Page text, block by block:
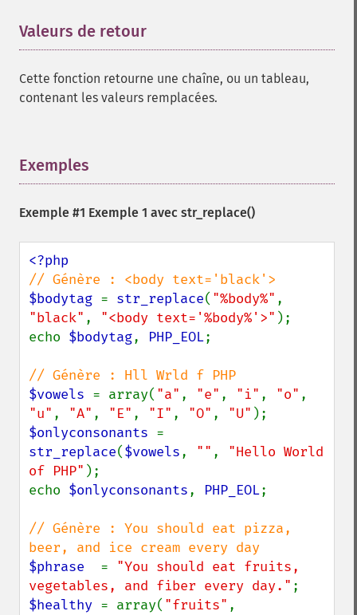
Valeurs de retour
Cette fonction retourne une chaîne, ou un tableau,
contenant les valeurs remplacées.
Exemples
Exemple #1 Exemple 1 avec str_replace()
$bodytag = str_replace( "%body%"
"black" , "<body text='%body%'>" );
echo $bodytag, PHP_EOL;
$vowels = array( "a" , "e" , "i" , "o"
"u" , "A" , "E" , "I" , "O" , "U"
$onlyconsonants
str_replace($vowels, "" , "Hello World
of PHP" );
echo $onlyconsonants, PHP_EOL;
// Génère : You should eat pizza,
$phrase = "You should eat fruits,
vegetables, and fiber every day."
$healthy = array( "fruits"